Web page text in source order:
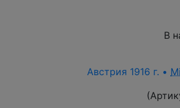
В
Австрия 1916 г. •